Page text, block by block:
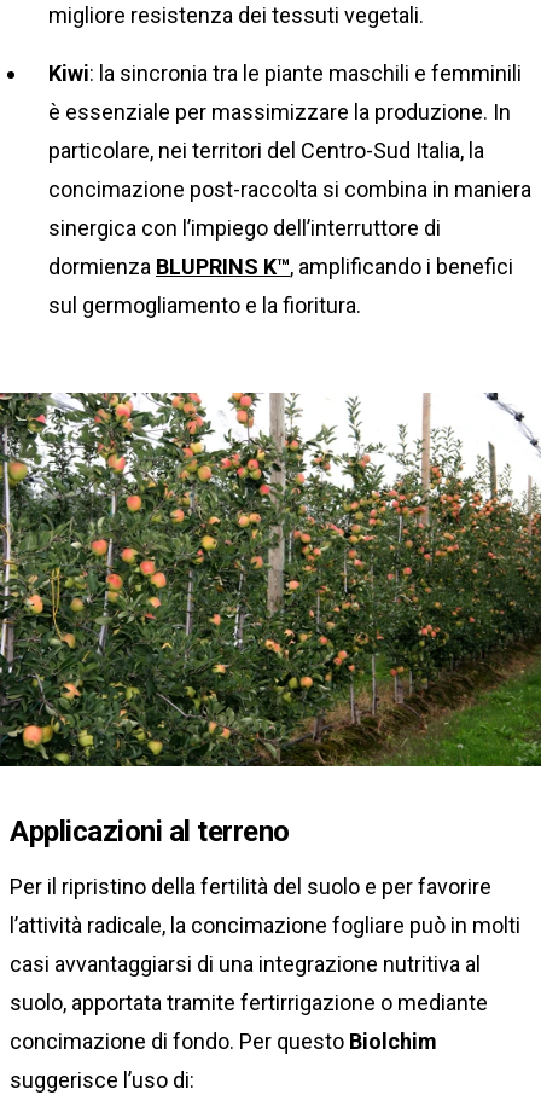
migliore resistenza dei tessuti vegetali.
Kiwi: la sincronia tra le piante maschili e femminili
è essenziale per massimizzare la produzione. In
particolare, nei territori del Centro-Sud Italia, la
concimazione post-raccolta si combina in maniera
sinergica con l’impiego dell’interruttore di
dormienza BLUPRINS K™, amplificando i benefici
sul germogliamento e la fioritura.
Applicazioni al terreno
Per il ripristino della fertilità del suolo e per favorire
l’attività radicale, la concimazione fogliare può in molti
casi avvantaggiarsi di una integrazione nutritiva al
suolo, apportata tramite fertirrigazione o mediante
concimazione di fondo. Per questo Biolchim
suggerisce l’uso di: